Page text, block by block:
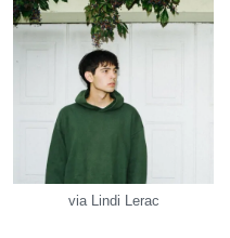
via Lindi Lerac